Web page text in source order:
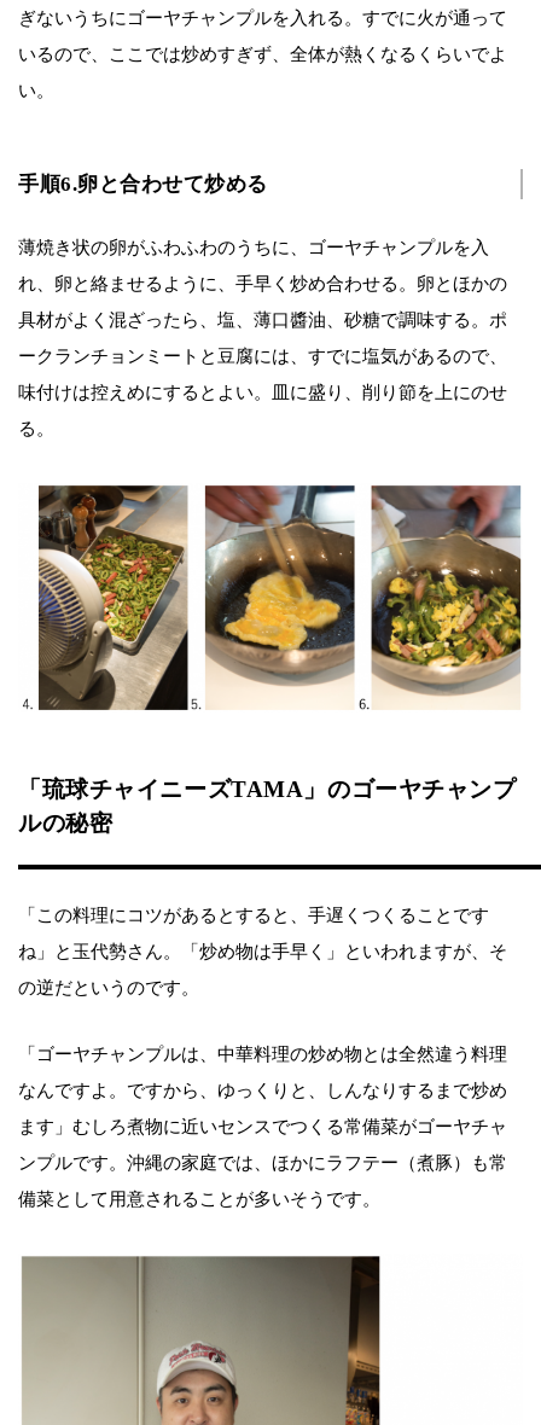
ぎないうちにゴーヤチャンプルを入れる。すでに火が通って
いるので、ここでは炒めすぎず、全体が熱くなるくらいでよ
い。
手順6.卵と合わせて炒める
薄焼き状の卵がふわふわのうちに、ゴーヤチャンプルを入
れ、卵と絡ませるように、手早く炒め合わせる。卵とほかの
具材がよく混ざったら、塩、薄口醬油、砂糖で調味する。ポ
ークランチョンミートと豆腐には、すでに塩気があるので、
味付けは控えめにするとよい。皿に盛り、削り節を上にのせ
る。
「琉球チャイニーズTAMA」のゴーヤチャンプ
ルの秘密
「この料理にコツがあるとすると、手遅くつくることです
ね」と玉代勢さん。「炒め物は手早く」といわれますが、そ
の逆だというのです。
「ゴーヤチャンプルは、中華料理の炒め物とは全然違う料理
なんですよ。ですから、ゆっくりと、しんなりするまで炒め
ます」むしろ煮物に近いセンスでつくる常備菜がゴーヤチャ
ンプルです。沖縄の家庭では、ほかにラフテー（煮豚）も常
備菜として用意されることが多いそうです。